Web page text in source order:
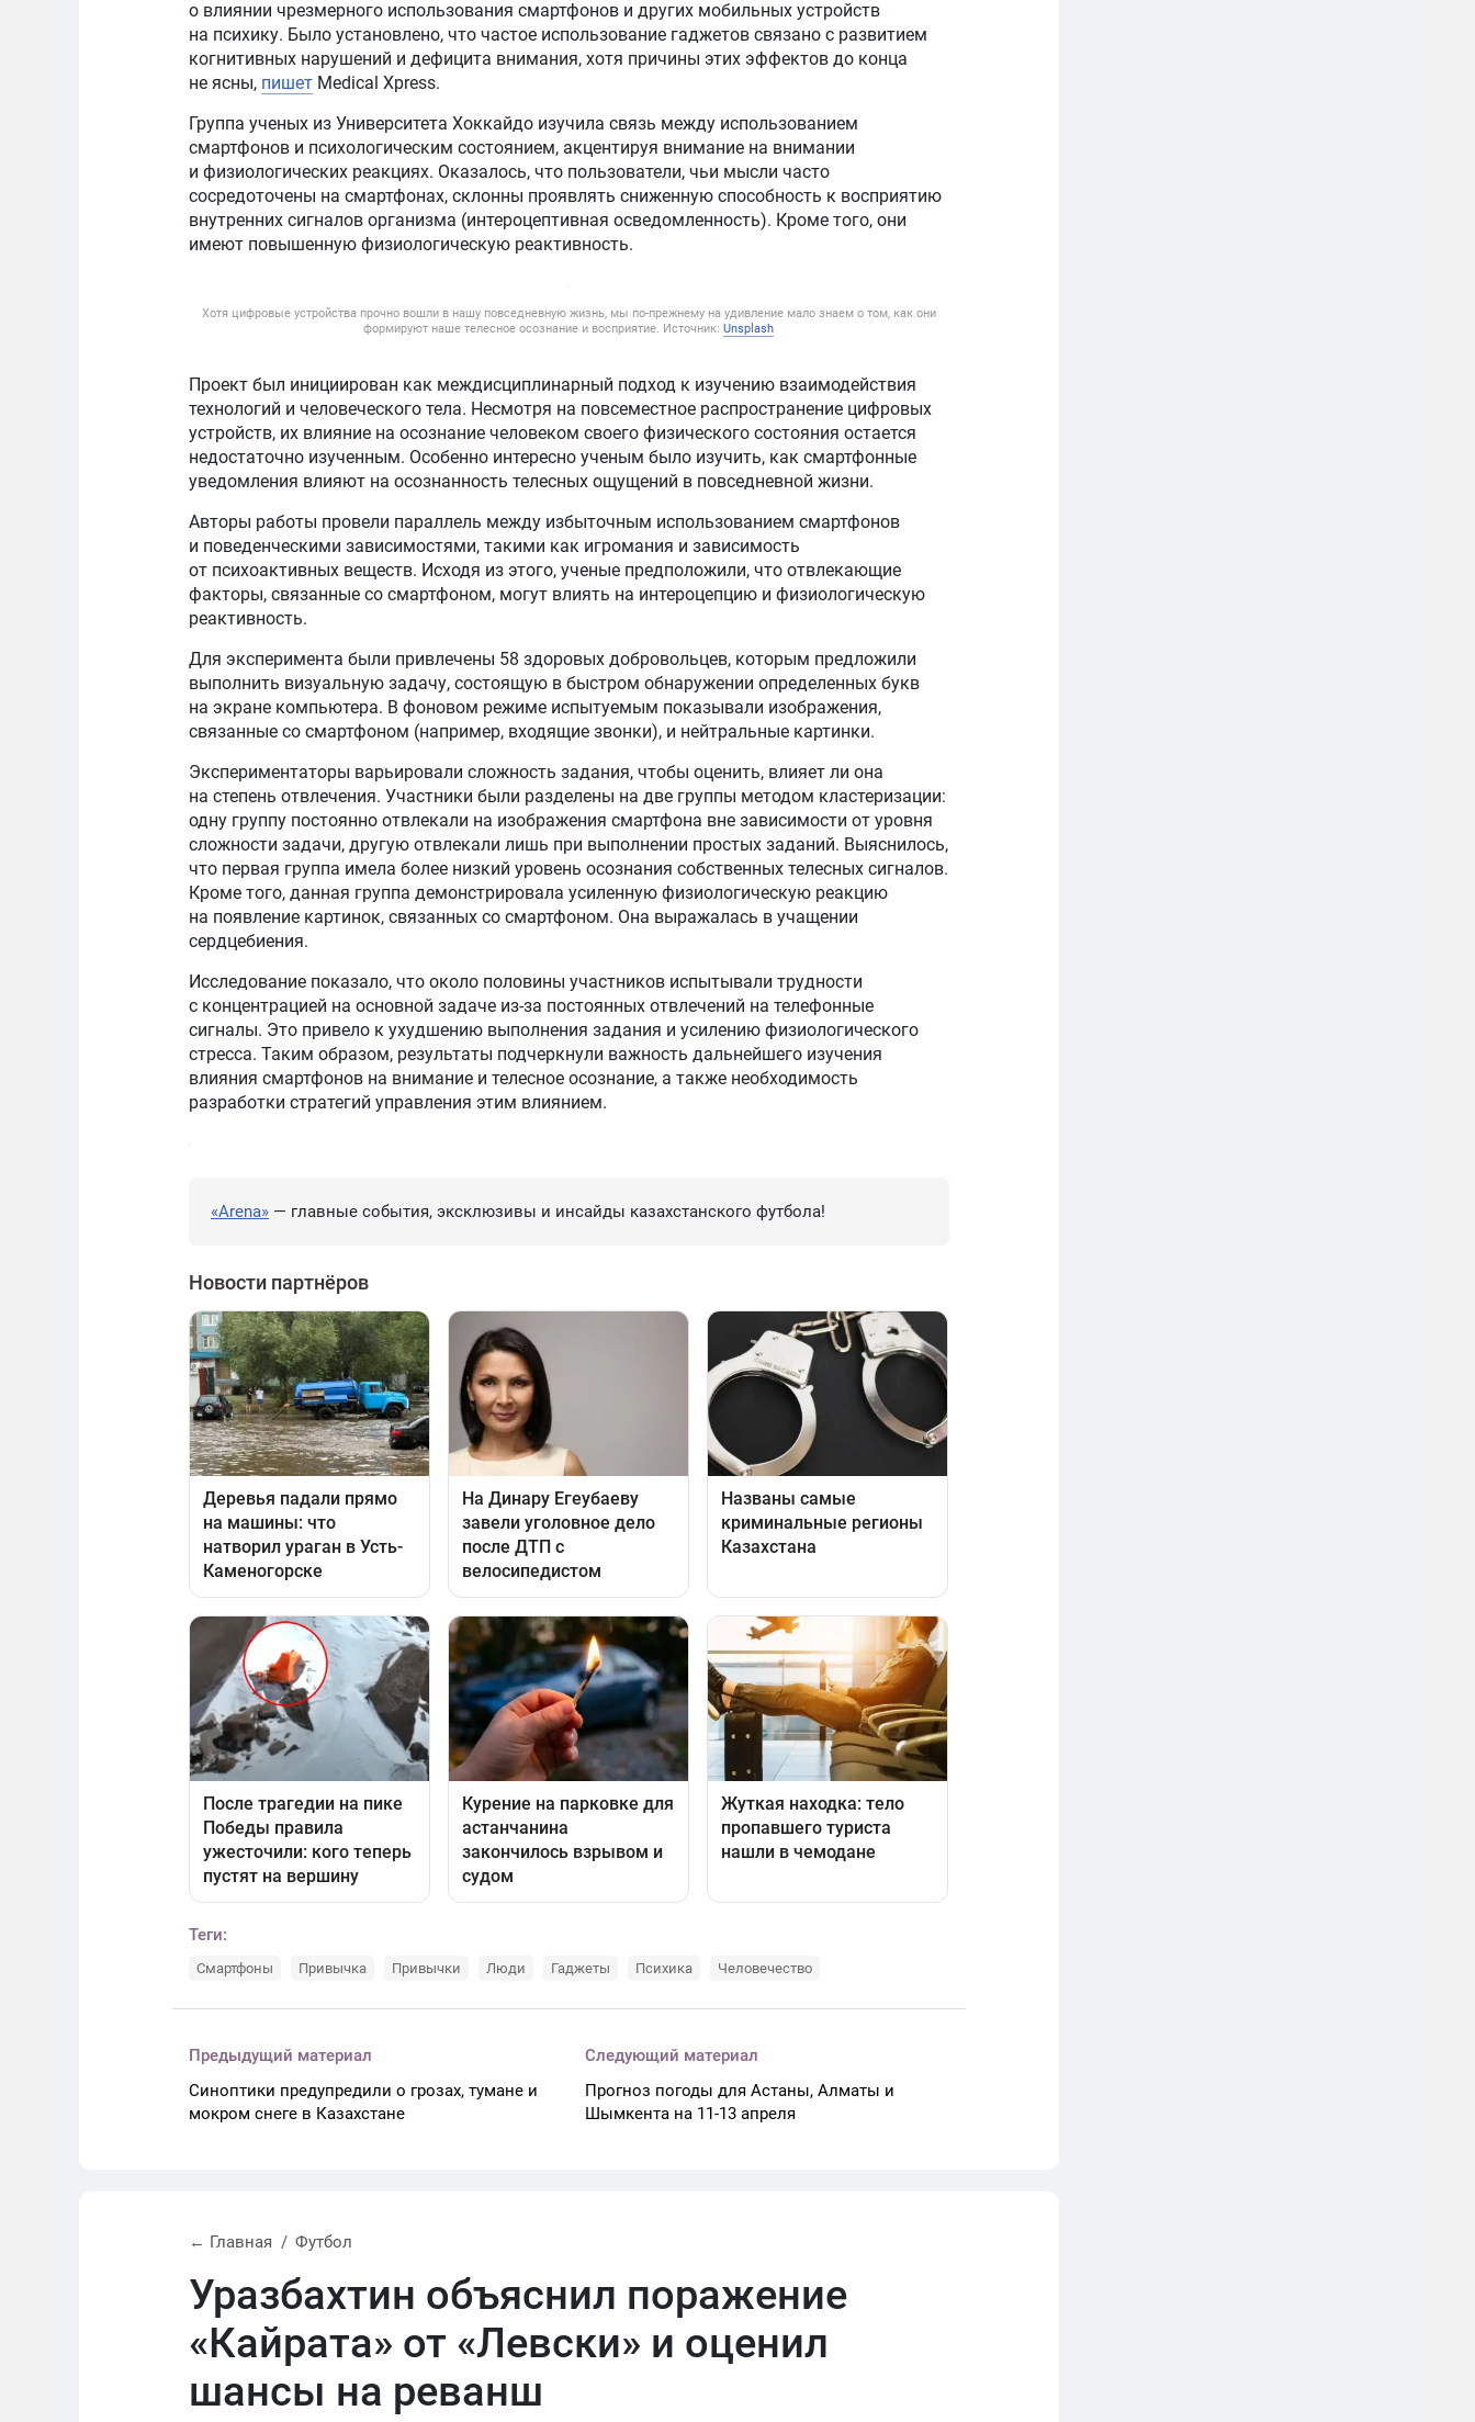
о влиянии чрезмерного использования смартфонов и других мобильных устройств
на психику. Было установлено, что частое использование гаджетов связано с развитием
когнитивных нарушений и дефицита внимания, хотя причины этих эффектов до конца
не ясны, пишет Medical Xpress.
Группа ученых из Университета Хоккайдо изучила связь между использованием
смартфонов и психологическим состоянием, акцентируя внимание на внимании
и физиологических реакциях. Оказалось, что пользователи, чьи мысли часто
сосредоточены на смартфонах, склонны проявлять сниженную способность к восприятию
внутренних сигналов организма (интероцептивная осведомленность). Кроме того, они
имеют повышенную физиологическую реактивность.
Хотя цифровые устройства прочно вошли в нашу повседневную жизнь, мы по-прежнему на удивление мало знаем о том, как они
формируют наше телесное осознание и восприятие. Источник:Unsplash
Проект был инициирован как междисциплинарный подход к изучению взаимодействия
технологий и человеческого тела. Несмотря на повсеместное распространение цифровых
устройств, их влияние на осознание человеком своего физического состояния остается
недостаточно изученным. Особенно интересно ученым было изучить, как смартфонные
уведомления влияют на осознанность телесных ощущений в повседневной жизни.
Авторы работы провели параллель между избыточным использованием смартфонов
и поведенческими зависимостями, такими как игромания и зависимость
от психоактивных веществ. Исходя из этого, ученые предположили, что отвлекающие
факторы, связанные со смартфоном, могут влиять на интероцепцию и физиологическую
реактивность.
Для эксперимента были привлечены 58 здоровых добровольцев, которым предложили
выполнить визуальную задачу, состоящую в быстром обнаружении определенных букв
на экране компьютера. В фоновом режиме испытуемым показывали изображения,
связанные со смартфоном (например, входящие звонки), и нейтральные картинки.
Экспериментаторы варьировали сложность задания, чтобы оценить, влияет ли она
на степень отвлечения. Участники были разделены на две группы методом кластеризации:
одну группу постоянно отвлекали на изображения смартфона вне зависимости от уровня
сложности задачи, другую отвлекали лишь при выполнении простых заданий. Выяснилось,
что первая группа имела более низкий уровень осознания собственных телесных сигналов.
Кроме того, данная группа демонстрировала усиленную физиологическую реакцию
на появление картинок, связанных со смартфоном. Она выражалась в учащении
сердцебиения.
Исследование показало, что около половины участников испытывали трудности
с концентрацией на основной задаче из-за постоянных отвлечений на телефонные
сигналы. Это привело к ухудшению выполнения задания и усилению физиологического
стресса. Таким образом, результаты подчеркнули важность дальнейшего изучения
влияния смартфонов на внимание и телесное осознание, а также необходимость
разработки стратегий управления этим влиянием.
«Arena» — главные события, эксклюзивы и инсайды казахстанского футбола!
Теги:
Смартфоны Привычка Привычки Люди Гаджеты Психика Человечество
Предыдущий материал
Синоптики предупредили о грозах, тумане и
мокром снеге в Казахстане
Следующий материал
Прогноз погоды для Астаны, Алматы и
Шымкента на 11-13 апреля
← Главная Футбол
Уразбахтин объяснил поражение
«Кайрата» от «Левски» и оценил
шансы на реванш